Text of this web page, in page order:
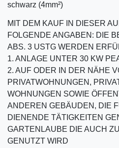
schwarz (4mm²)
MIT DEM KAUF IN DIESER
FOLGENDE ANGABEN: DIE
ABS. 3 USTG WERDEN
1. ANLAGE UNTER 30 KW
2. AUF ODER IN DER NÄHE
PRIVATWOHNUNGEN,
WOHNUNGEN SOWIE
ANDEREN GEBÄUDEN, DIE
DIENENDE TÄTIGKEITEN
GARTENLAUBE DIE AUCH
GENUTZT WIRD